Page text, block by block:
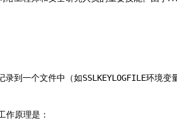
录到一个文件中（如SSLKEYLOGFILE环境变
作原理是：